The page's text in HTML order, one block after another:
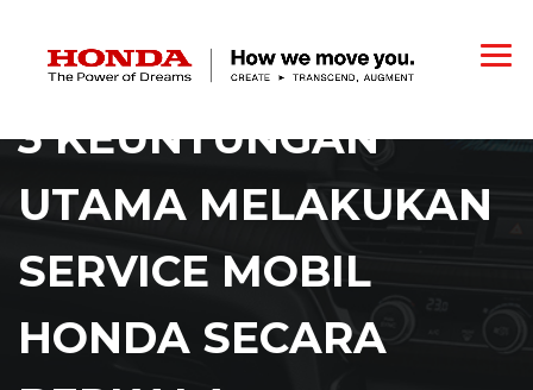
3 KEUNTUNGAN
UTAMA MELAKUKAN
SERVICE MOBIL
HONDA SECARA